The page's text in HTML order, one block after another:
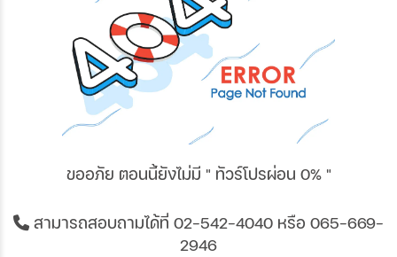
ขออภัย ตอนนี้ยังไม่มี " ทัวร์โปรผ่อน 0% "
สามารถสอบถามได้ที่ 02-542-4040 หรือ 065-669-
2946